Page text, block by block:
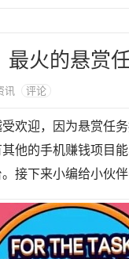
火的悬赏
讯 评论
欢迎，因为悬赏任
他的手机赚钱项目
接下来小编给小伙